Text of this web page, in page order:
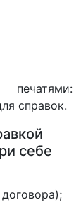
справок.
себе